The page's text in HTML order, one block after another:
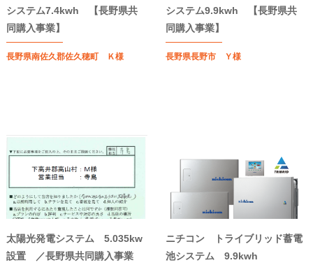
システム7.4kwh 【長野県共
同購入事業】
長野県南佐久郡佐久穂町 Ｋ様
システム9.9kwh 【長野県共
同購入事業】
長野県長野市 Ｙ様
太陽光発電システム 5.035kw
設置 ／長野県共同購入事業
ニチコン トライブリッド蓄電
池システム 9.9kwh